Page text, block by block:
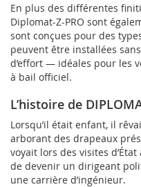
En plus des différentes
Diplomat-Z-PRO sont
sont conçues pour des
peuvent être installées
d’effort — idéales pour les
à bail officiel.
L’histoire de
Lorsqu’il était enfant, il
arborant des drapeaux
voyait lors des visites
de devenir un dirigeant
une carrière d’ingénieur.